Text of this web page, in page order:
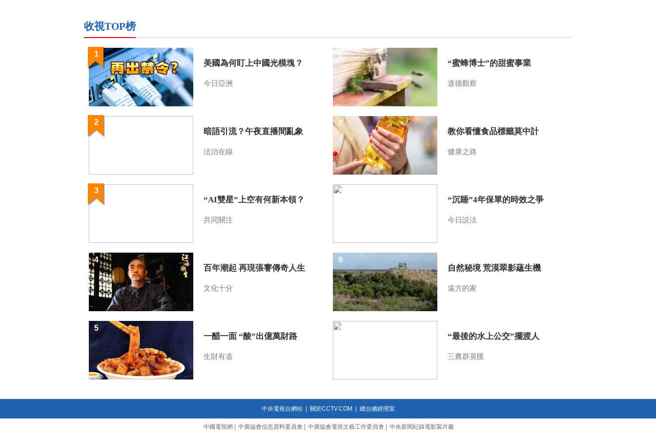
收視TOP榜
美國為何盯上中國光模塊？
今日亞洲
1
暗語引流？午夜直播間亂象
法治在線
2
“AI雙星”上空有何新本領？
共同關注
3
百年潮起 再現張謇傳奇人生
文化十分
4
一醋一面 “酸”出億萬財路
生財有道
5
“蜜蜂博士”的甜蜜事業
道德觀察
6
教你看懂食品標籤莫中計
健康之路
7
“沉睡”4年保單的時效之爭
今日説法
8
自然秘境 荒漠翠影蘊生機
遠方的家
9
“最後的水上公交”擺渡人
三農群英匯
10
中央電視台網站| 關於CCTV.COM 總台總經理室
中國電視網 中廣協會信息資料委員會 中廣協會電視文藝工作委員會 中央新聞紀錄電影製片廠